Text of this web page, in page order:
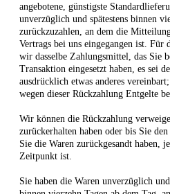
angebotene, günstigste
unverzüglich und spätestens binnen
zurückzuzahlen, an dem die
Vertrags bei uns eingegangen ist. Für
wir dasselbe Zahlungsmittel, das Sie
Transaktion eingesetzt haben, es sei
ausdrücklich etwas anderes
wegen dieser Rückzahlung Entgelte
Wir können die Rückzahlung
zurückerhalten haben oder bis Sie
Sie die Waren zurückgesandt haben,
Zeitpunkt ist.
Sie haben die Waren unverzüglich